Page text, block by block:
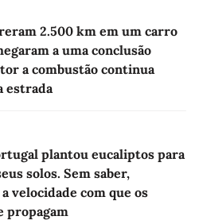
2.500 km em um carro
a uma conclusão
a combustão continua
estrada
plantou eucaliptos para
solos. Sem saber,
velocidade com que os
propagam